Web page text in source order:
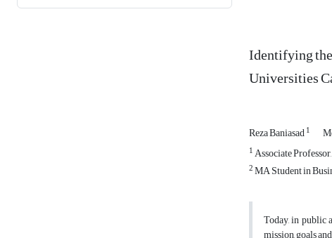
Identifying
Universities
Reza Baniasad1
1Associate
2MA Student in
Today, in public